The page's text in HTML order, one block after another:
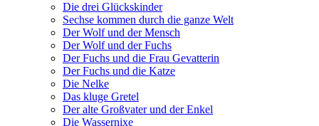
Die drei Glückskinder
Sechse kommen durch die ganze Welt
Der Wolf und der Mensch
Der Wolf und der Fuchs
Der Fuchs und die Frau Gevatterin
Der Fuchs und die Katze
Die Nelke
Das kluge Gretel
Der alte Großvater und der Enkel
Die Wassernixe